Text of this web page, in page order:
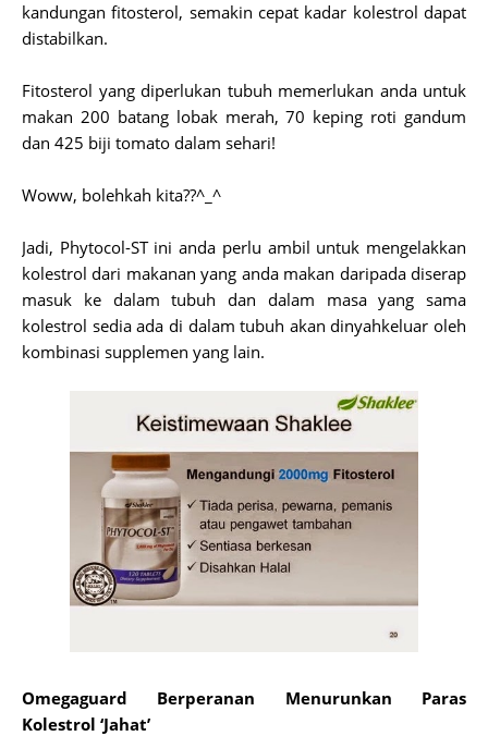
kandungan fitosterol, semakin cepat kadar kolestrol dapat
distabilkan.
Fitosterol yang diperlukan tubuh memerlukan anda untuk
makan 200 batang lobak merah, 70 keping roti gandum
dan 425 biji tomato dalam sehari!
Woww, bolehkah kita??^_^
Jadi, Phytocol-ST ini anda perlu ambil untuk mengelakkan
kolestrol dari makanan yang anda makan daripada diserap
masuk ke dalam tubuh dan dalam masa yang sama
kolestrol sedia ada di dalam tubuh akan dinyahkeluar oleh
kombinasi supplemen yang lain.
Omegaguard Berperanan Menurunkan Paras
Kolestrol ‘Jahat’